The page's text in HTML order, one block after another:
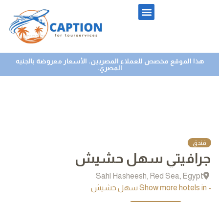
هذا الموقع مخصص للعملاء المصريين. الأسعار معروضة بالجنيه
المصري.
فندق
جرافيتي سهل حشيش
Sahl Hasheesh, Red Sea, Egypt
- Show more hotels in سهل حشيش